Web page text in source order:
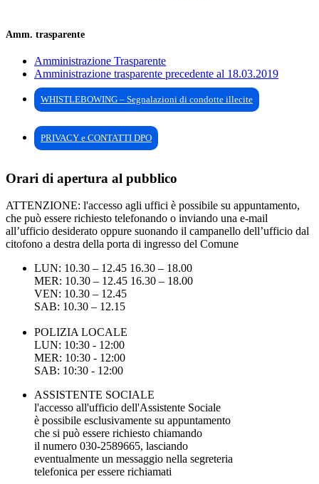
Amm. trasparente
Amministrazione Trasparente
Amministrazione trasparente precedente al 18.03.2019
WHISTLEBOWING – Segnalazioni di condotte illecite
PRIVACY e CONTATTI DPO
Orari di apertura al pubblico
ATTENZIONE: l'accesso agli uffici è possibile su appuntamento,
che può essere richiesto telefonando o inviando una e-mail
all’ufficio desiderato oppure suonando il campanello dell’ufficio dal
citofono a destra della porta di ingresso del Comune
LUN: 10.30 – 12.45 16.30 – 18.00
MER: 10.30 – 12.45 16.30 – 18.00
VEN: 10.30 – 12.45
SAB: 10.30 – 12.15
POLIZIA LOCALE
LUN: 10:30 - 12:00
MER: 10:30 - 12:00
SAB: 10:30 - 12:00
ASSISTENTE SOCIALE
l'accesso all'ufficio dell'Assistente Sociale
è possibile esclusivamente su appuntamento
che si può essere richiesto chiamando
il numero 030-2589665, lasciando
eventualmente un messaggio nella segreteria
telefonica per essere richiamati